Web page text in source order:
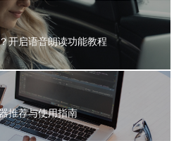
开启语音朗读功能教程
推荐与使用指南